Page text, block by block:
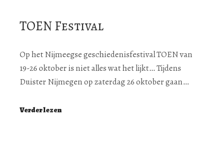
TOEN Festival
Op het Nijmeegse geschiedenisfestival TOEN van
19-26 oktober is niet alles wat het lijkt… Tijdens
Duister Nijmegen op zaterdag 26 oktober gaan…
Verder lezen